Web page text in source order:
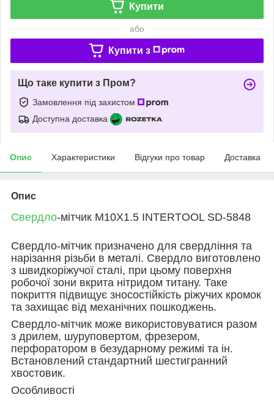
Купити
або
Купити з
Що таке купити з Пром?
Замовлення під захистом
Доступна доставка
Опис Характеристики Відгуки про товар Доставка
Опис
Свердло-мітчик M10X1.5 INTERTOOL SD-5848
Свердло-мітчик призначено для свердління та
нарізання різьби в металі. Свердло виготовлено
з швидкоріжучої сталі, при цьому поверхня
робочої зони вкрита нітридом титану. Таке
покриття підвищує зносостійкість ріжучих кромок
та захищає від механічних пошкоджень.
Свердло-мітчик може використовуватися разом
з дрилем, шуруповертом, фрезером,
перфоратором в безударному режимі та ін.
Встановлений стандартний шестигранний
хвостовик.
Особливості